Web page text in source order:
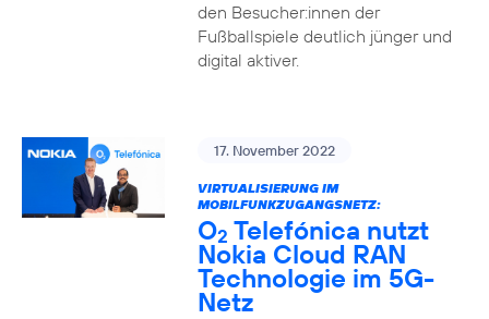
den Besucher:innen der
Fußballspiele deutlich jünger und
digital aktiver.
17. November 2022
VIRTUALISIERUNG IM
MOBILFUNKZUGANGSNETZ:
O2 Telefónica nutzt
Nokia Cloud RAN
Technologie im 5G-
Netz